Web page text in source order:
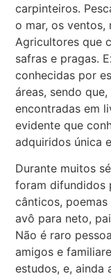
carpinteiros.
o mar, os ventos,
Agricultores que
safras e pragas.
conhecidas por
áreas, sendo
encontradas em
evidente que
adquiridos única
Durante muitos
foram difundidos
cânticos,
avô para neto,
Não é raro
amigos e
estudos, e, ainda